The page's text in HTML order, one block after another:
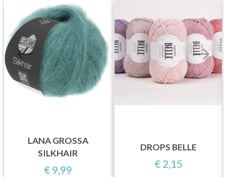
LANA GROSSA
SILKHAIR
€ 9,99
DROPS BELLE
€ 2,15